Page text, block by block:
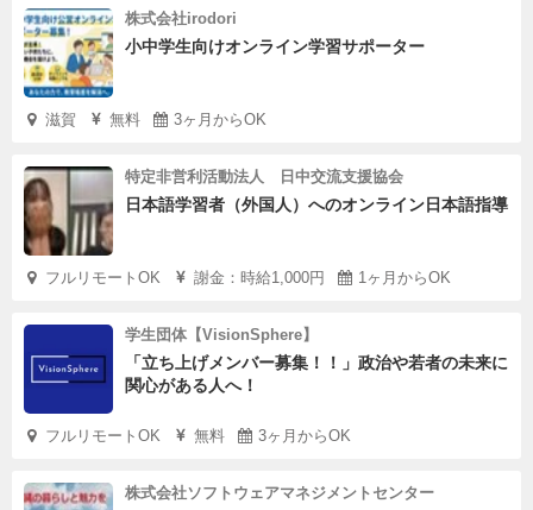
株式会社irodori
小中学生向けオンライン学習サポーター
滋賀 無料 3ヶ月からOK
特定非営利活動法人 日中交流支援協会
日本語学習者（外国人）へのオンライン日本語指導
フルリモートOK 謝金：時給1,000円 1ヶ月からOK
学生団体【VisionSphere】
「立ち上げメンバー募集！！」政治や若者の未来に
関心がある人へ！
フルリモートOK 無料 3ヶ月からOK
株式会社ソフトウェアマネジメントセンター